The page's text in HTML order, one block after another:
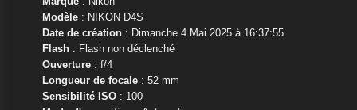
Modèle: NIKON D4S
Date de création: Dimanche 4 Mai 2025 à 16:37:55
Flash: Flash non déclenché
Ouverture: f/4
Longueur de focale: 52 mm
Sensibilité ISO: 100